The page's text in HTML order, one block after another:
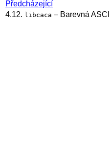
Předcházející
4.12. libcaca – Barevná